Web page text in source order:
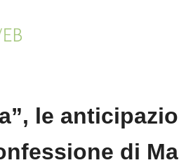
le
di